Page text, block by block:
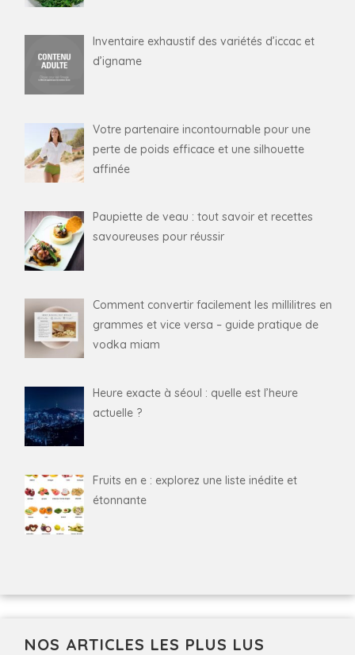
Inventaire exhaustif des variétés d’iccac et
d’igname
Votre partenaire incontournable pour une
perte de poids efficace et une silhouette
affinée
Paupiette de veau : tout savoir et recettes
savoureuses pour réussir
Comment convertir facilement les millilitres en
grammes et vice versa – guide pratique de
vodka miam
Heure exacte à séoul : quelle est l’heure
actuelle ?
Fruits en e : explorez une liste inédite et
étonnante
NOS ARTICLES LES PLUS LUS